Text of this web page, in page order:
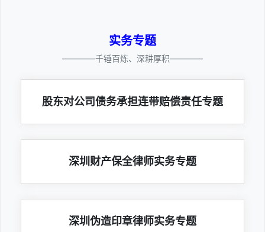
实务专题
————千锤百炼、深耕厚积————
股东对公司债务承担连带赔偿责任专题
深圳财产保全律师实务专题
深圳伪造印章律师实务专题